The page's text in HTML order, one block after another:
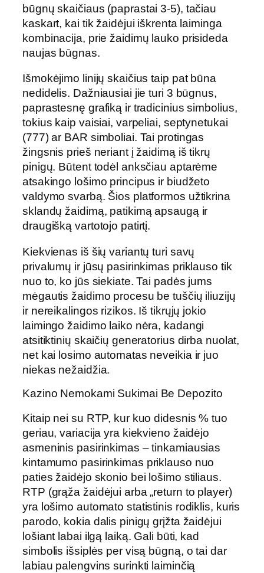
būgnų skaičiaus (paprastai 3-5), tačiau
kaskart, kai tik žaidėjui iškrenta laiminga
kombinacija, prie žaidimų lauko prisideda
naujas būgnas.
Išmokėjimo linijų skaičius taip pat būna
nedidelis. Dažniausiai jie turi 3 būgnus,
paprastesnę grafiką ir tradicinius simbolius,
tokius kaip vaisiai, varpeliai, septynetukai
(777) ar BAR simboliai. Tai protingas
žingsnis prieš neriant į žaidimą iš tikrų
pinigų. Būtent todėl anksčiau aptarėme
atsakingo lošimo principus ir biudžeto
valdymo svarbą. Šios platformos užtikrina
sklandų žaidimą, patikimą apsaugą ir
draugišką vartotojo patirtį.
Kiekvienas iš šių variantų turi savų
privalumų ir jūsų pasirinkimas priklauso tik
nuo to, ko jūs siekiate. Tai padės jums
mėgautis žaidimo procesu be tuščių iliuzijų
ir nereikalingos rizikos. Iš tikrųjų jokio
laimingo žaidimo laiko nėra, kadangi
atsitiktinių skaičių generatorius dirba nuolat,
net kai losimo automatas neveikia ir juo
niekas nežaidžia.
Kazino Nemokami Sukimai Be Depozito
Kitaip nei su RTP, kur kuo didesnis % tuo
geriau, variacija yra kiekvieno žaidėjo
asmeninis pasirinkimas – tinkamiausias
kintamumo pasirinkimas priklauso nuo
paties žaidėjo skonio bei lošimo stiliaus.
RTP (grąža žaidėjui arba „return to player)
yra lošimo automato statistinis rodiklis, kuris
parodo, kokia dalis pinigų grįžta žaidėjui
lošiant labai ilgą laiką. Gali būti, kad
simbolis išsiplės per visą būgną, o tai dar
labiau palengvins surinkti laiminčią